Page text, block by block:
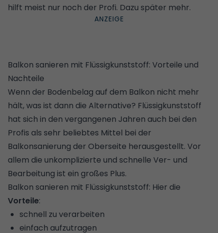
hilft meist nur noch der Profi. Dazu später mehr.
Balkon sanieren mit Flüssigkunststoff: Vorteile und
Nachteile
Wenn der Bodenbelag auf dem Balkon nicht mehr
hält, was ist dann die Alternative? Flüssigkunststoff
hat sich in den vergangenen Jahren auch bei den
Profis als sehr beliebtes Mittel bei der
Balkonsanierung der Oberseite herausgestellt. Vor
allem die unkomplizierte und schnelle Ver- und
Bearbeitung ist ein großes Plus.
Balkon sanieren mit Flüssigkunststoff: Hier die
Vorteile:
schnell zu verarbeiten
einfach aufzutragen